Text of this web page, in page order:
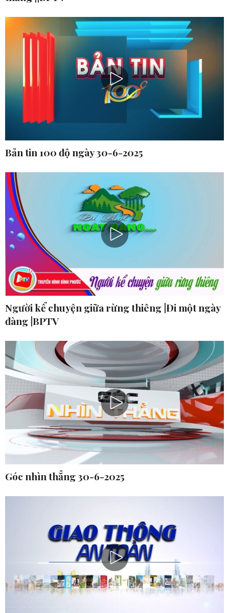
Bản tin 100 độ ngày 30-6-2025
Người kể chuyện giữa rừng thiêng |Đi một ngày
đàng |BPTV
Góc nhìn thẳng 30-6-2025